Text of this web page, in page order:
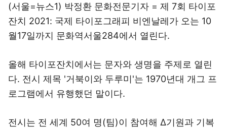
(서울=뉴스1) 박정환 문화전문기자 = 제 7회 타이포
잔치 2021: 국제 타이포그래피 비엔날레가 오는 10
월17일까지 문화역서울284에서 열린다.
올해 타이포잔치에서는 문자와 생명을 주제로 열린
다. 전시 제목 '거북이와 두루미'는 1970년대 개그 프
로그램에서 유행했던 말이다.
전시는 전 세계 50여 명(팀)이 참여해 Δ기원과 기복